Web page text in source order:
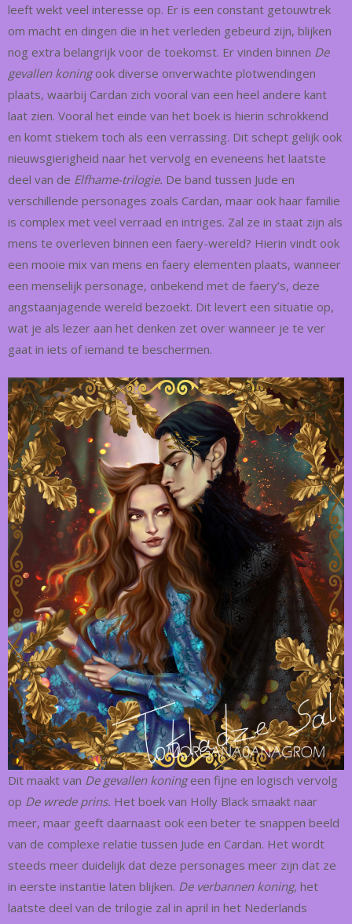
leeft wekt veel interesse op. Er is een constant getouwtrek
om macht en dingen die in het verleden gebeurd zijn, blijken
nog extra belangrijk voor de toekomst. Er vinden binnen De
gevallen koningook diverse onverwachte plotwendingen
plaats, waarbij Cardan zich vooral van een heel andere kant
laat zien. Vooral het einde van het boek is hierin schrokkend
en komt stiekem toch als een verrassing. Dit schept gelijk ook
nieuwsgierigheid naar het vervolg en eveneens het laatste
deel van de Elfhame-trilogie. De band tussen Jude en
verschillende personages zoals Cardan, maar ook haar familie
is complex met veel verraad en intriges. Zal ze in staat zijn als
mens te overleven binnen een faery-wereld? Hierin vindt ook
een mooie mix van mens en faery elementen plaats, wanneer
een menselijk personage, onbekend met de faery’s, deze
angstaanjagende wereld bezoekt. Dit levert een situatie op,
wat je als lezer aan het denken zet over wanneer je te ver
gaat in iets of iemand te beschermen.
Dit maakt van De gevallen koningeen fijne en logisch vervolg
op De wrede prins. Het boek van Holly Black smaakt naar
meer, maar geeft daarnaast ook een beter te snappen beeld
van de complexe relatie tussen Jude en Cardan. Het wordt
steeds meer duidelijk dat deze personages meer zijn dat ze
in eerste instantie laten blijken. De verbannen koning, het
laatste deel van de trilogie zal in april in het Nederlands